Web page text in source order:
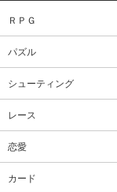
ＲＰＧ
パズル
シューティング
レース
恋愛
カード